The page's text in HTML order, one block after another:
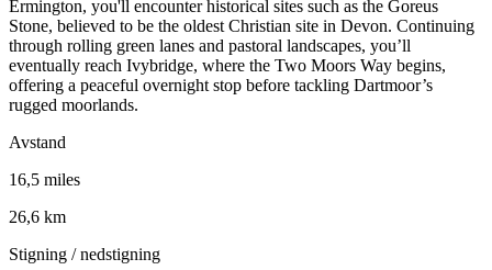
Ermington, you'll encounter historical sites such as the Goreus
Stone, believed to be the oldest Christian site in Devon. Continuing
through rolling green lanes and pastoral landscapes, you’ll
eventually reach Ivybridge, where the Two Moors Way begins,
offering a peaceful overnight stop before tackling Dartmoor’s
rugged moorlands.
Avstand
16,5 miles
26,6 km
Stigning / nedstigning